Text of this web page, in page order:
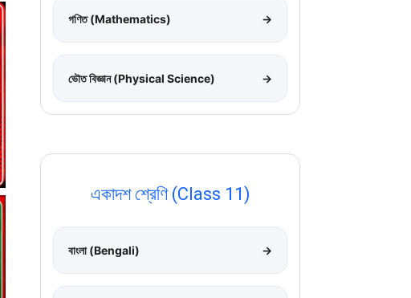
গণিত (Mathematics) →
ভৌত বিজ্ঞান (Physical Science) →
একাদশ শ্রেণি (Class 11)
বাংলা (Bengali) →